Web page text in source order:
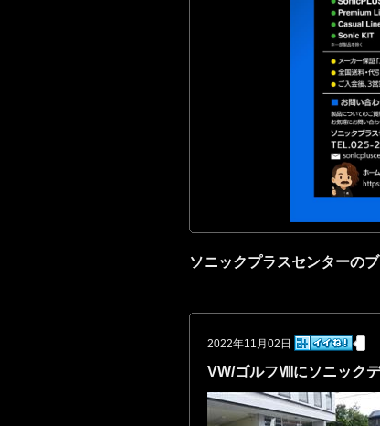
ソニックプラスセンターの
2022年11月02日
VW/ゴルフⅧにソニックデ